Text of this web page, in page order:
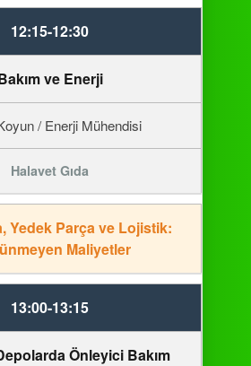
12:15-12:30
ve Enerji
/ Enerji Mühendisi
Halavet Gıda
Yedek Parça ve Lojistik:
Maliyetler
13:00-13:15
Önleyici Bakım